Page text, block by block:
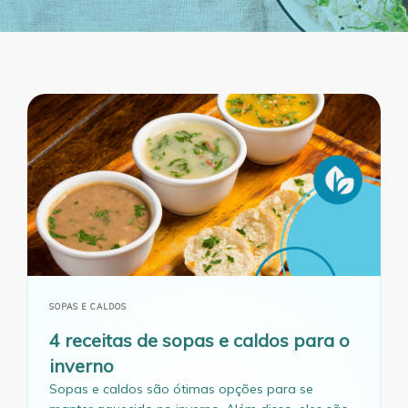
SOPAS E CALDOS
4 receitas de sopas e caldos para o
inverno
Sopas e caldos são ótimas opções para se